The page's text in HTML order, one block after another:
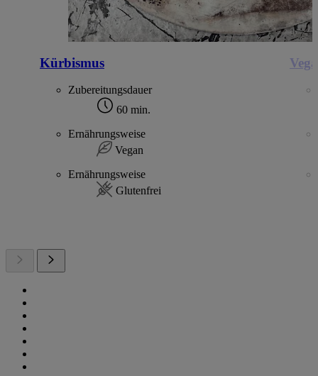
Kürbismus
Zubereitungsdauer
60 min.
Ernährungsweise
Vegan
Ernährungsweise
Glutenfrei